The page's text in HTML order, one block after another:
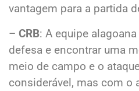
vantagem para a partida
– CRB: A equipe
defesa e encontrar uma
meio de campo e o
considerável, mas com o